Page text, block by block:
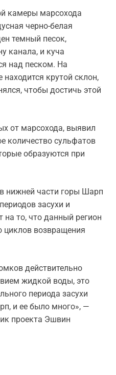
камеры марсохода
черно-белая
темный песок,
канала, и куча
над песком. На
крутой склон,
чтобы достичь этой
от марсохода, выявил
количество сульфатов
образуются при
в нижней части горы Шарп
засухи и
на то, что данный регион
циклов возвращения
действительно
жидкой воды, это
периода засухи
и ее было много», —
проекта Эшвин